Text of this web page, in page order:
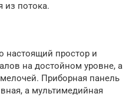
из потока.
настоящий простор и
на достойном уровне, а
Приборная панель
а мультимедийная